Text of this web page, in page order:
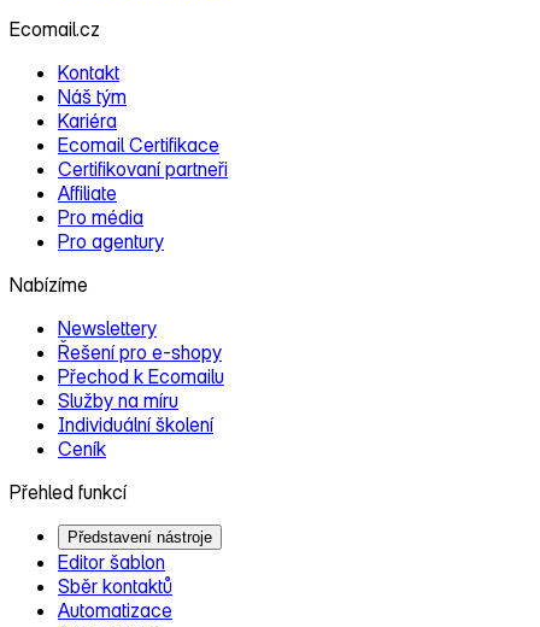
Ecomail.cz
Kontakt
Náš tým
Kariéra
Ecomail Certifikace
Certifikovaní partneři
Affiliate
Pro média
Pro agentury
Nabízíme
Newslettery
Řešení pro e‑shopy
Přechod k Ecomailu
Služby na míru
Individuální školení
Ceník
Přehled funkcí
Představení nástroje
Editor šablon
Sběr kontaktů
Automatizace